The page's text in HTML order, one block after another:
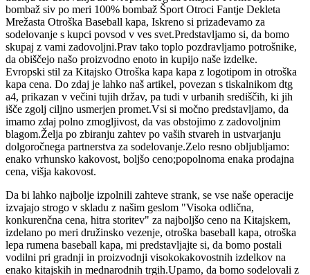
bombaž siv po meri 100% bombaž Šport Otroci Fantje Dekleta
Mrežasta Otroška Baseball kapa, Iskreno si prizadevamo za
sodelovanje s kupci povsod v ves svet.Predstavljamo si, da bomo
skupaj z vami zadovoljni.Prav tako toplo pozdravljamo potrošnike,
da obiščejo našo proizvodno enoto in kupijo naše izdelke.
Evropski stil za Kitajsko Otroška kapa kapa z logotipom in otroška
kapa cena. Do zdaj je lahko naš artikel, povezan s tiskalnikom dtg
a4, prikazan v večini tujih držav, pa tudi v urbanih središčih, ki jih
išče zgolj ciljno usmerjen promet.Vsi si močno predstavljamo, da
imamo zdaj polno zmogljivost, da vas obstojimo z zadovoljnim
blagom.Želja po zbiranju zahtev po vaših stvareh in ustvarjanju
dolgoročnega partnerstva za sodelovanje.Zelo resno obljubljamo:
enako vrhunsko kakovost, boljšo ceno;popolnoma enaka prodajna
cena, višja kakovost.
Da bi lahko najbolje izpolnili zahteve strank, se vse naše operacije
izvajajo strogo v skladu z našim geslom "Visoka odlična,
konkurenčna cena, hitra storitev" za najboljšo ceno na Kitajskem,
izdelano po meri družinsko vezenje, otroška baseball kapa, otroška
lepa rumena baseball kapa, mi predstavljajte si, da bomo postali
vodilni pri gradnji in proizvodnji visokokakovostnih izdelkov na
enako kitajskih in mednarodnih trgih.Upamo, da bomo sodelovali z